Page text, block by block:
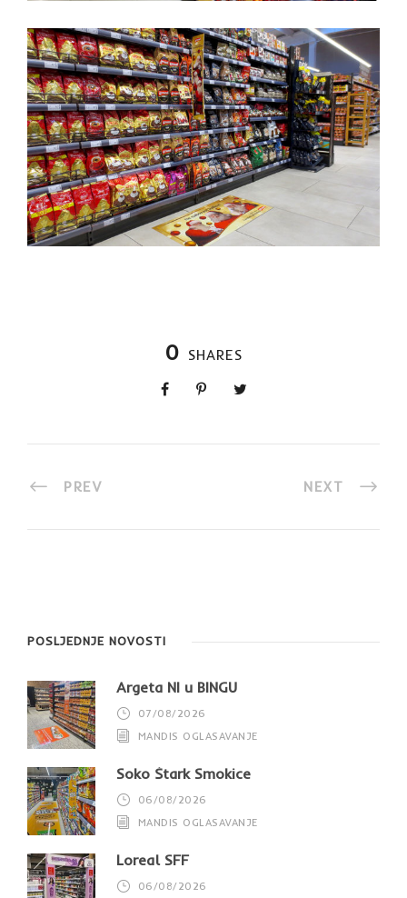
0 SHARES
PREV NEXT
POSLJEDNJE NOVOSTI
Argeta NI u BINGU
07/08/2026
MANDIS OGLASAVANJE
Soko Štark Smokice
06/08/2026
MANDIS OGLASAVANJE
Loreal SFF
06/08/2026